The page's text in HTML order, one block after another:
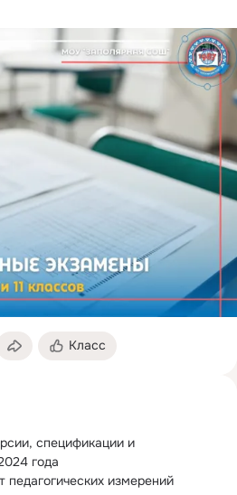
измерений (ФИПИ).
Класс
спецификации и
года
измерений